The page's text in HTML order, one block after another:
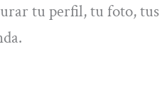
tu perfil, tu foto, tus